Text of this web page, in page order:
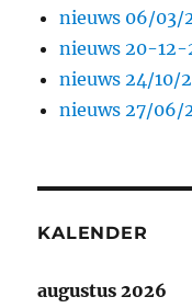
nieuws 06/03/
nieuws 20-12-
nieuws 24/10/
nieuws 27/06/
KALENDER
augustus 2026